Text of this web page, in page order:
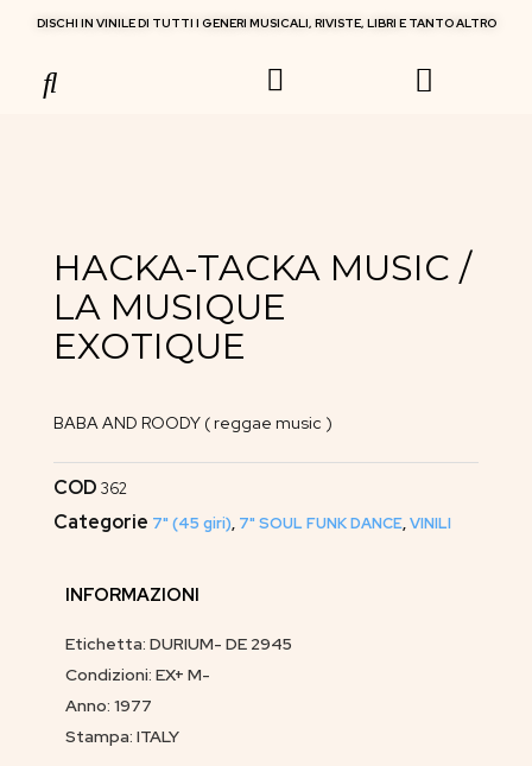
DISCHI IN VINILE DI TUTTI I GENERI MUSICALI, RIVISTE, LIBRI E TANTO ALTRO
HACKA-TACKA MUSIC /
LA MUSIQUE
EXOTIQUE
BABA AND ROODY ( reggae music )
COD 362
Categorie 7" (45 giri), 7" SOUL FUNK DANCE,VINILI
INFORMAZIONI
Etichetta: DURIUM- DE 2945
Condizioni: EX+ M-
Anno: 1977
Stampa: ITALY